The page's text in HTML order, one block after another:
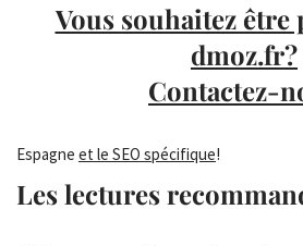
Vous souhaitez être
dmoz.fr?
Contactez-
Espagne et le SEO spécifique!
Les lectures